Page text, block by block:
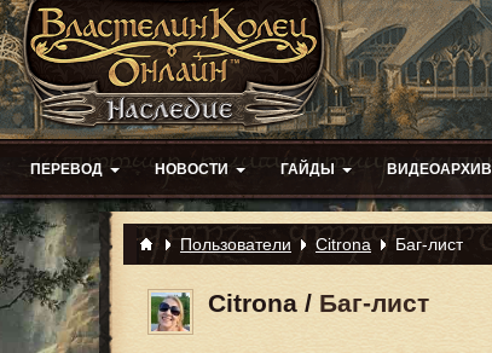
ПЕРЕВОД НОВОСТИ ГАЙДЫ ВИДЕОАРХИВ
Пользователи Citrona Баг-лист
Citrona / Баг-лист